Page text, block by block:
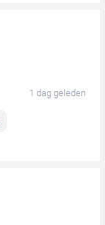
1 dag geleden